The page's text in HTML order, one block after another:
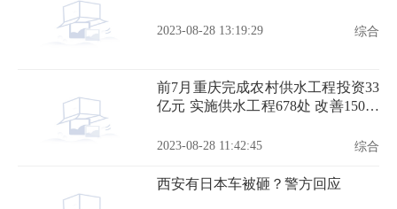
2023-08-28 13:19:29 综合
前7月重庆完成农村供水工程投资33
亿元 实施供水工程678处 改善150万
2023-08-28 11:42:45 综合
西安有日本车被砸？警方回应